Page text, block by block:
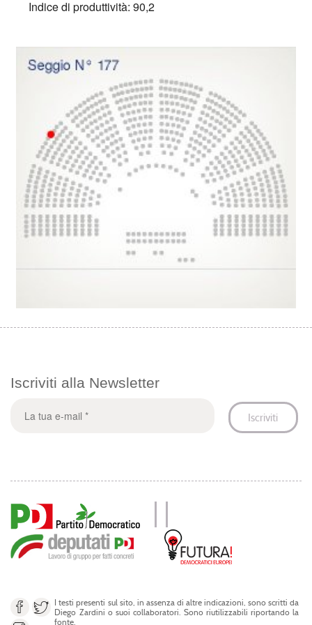
Indice di produttività: 90,2
Iscriviti alla Newsletter
I testi presenti sul sito, in assenza di altre indicazioni, sono scritti da
Diego Zardini o suoi collaboratori. Sono riutilizzabili riportando la
fonte.